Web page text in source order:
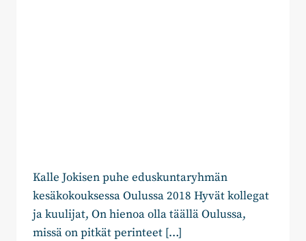
Kalle Jokisen puhe eduskuntaryhmän
kesäkokouksessa Oulussa 2018 Hyvät kollegat
ja kuulijat, On hienoa olla täällä Oulussa,
missä on pitkät perinteet […]